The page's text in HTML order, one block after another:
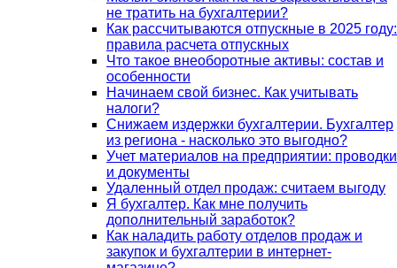
не тратить на бухгалтерии?
Как рассчитываются отпускные в 2025 году:
правила расчета отпускных
Что такое внеоборотные активы: состав и
особенности
Начинаем свой бизнес. Как учитывать
налоги?
Снижаем издержки бухгалтерии. Бухгалтер
из региона - насколько это выгодно?
Учет материалов на предприятии: проводки
и документы
Удаленный отдел продаж: считаем выгоду
Я бухгалтер. Как мне получить
дополнительный заработок?
Как наладить работу отделов продаж и
закупок и бухгалтерии в интернет-